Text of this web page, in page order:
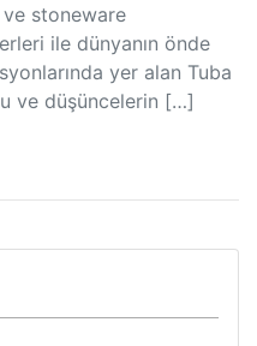
ve stoneware
ile dünyanın önde
yer alan Tuba
ve düşüncelerin […]